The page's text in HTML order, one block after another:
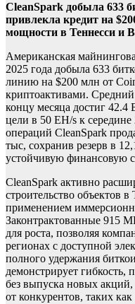
CleanSpark добыла 633
привлекла кредит на
мощности в Теннесси и
Американская
2025 года добыла 633
линию на $200 млн от
криптоактивами.
концу месяца достиг
цели в 50 EH/s к
операций CleanSpark
тыс, сохранив резерв в
устойчивую финансовую
CleanSpark активно
строительство объектов
применением
Законтрактованные 915
для роста, позволяя
регионах с доступной
полного удержания
демонстрирует гибкость,
без выпуска новых
от конкурентов, таких